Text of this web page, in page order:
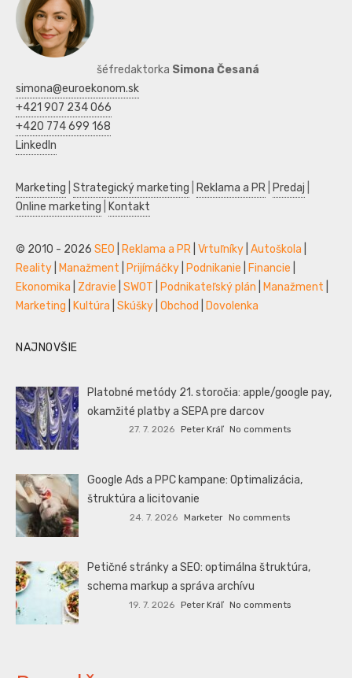
šéfredaktorka Simona Česaná
simona@euroekonom.sk
+421 907 234 066
+420 774 699 168
LinkedIn
Marketing Strategický marketing Reklama a PR Predaj
Online marketing
Kontakt
© 2010 - 2026 SEO Reklama a PR Vrtuľníky Autoškola
Reality
Manažment Prijímáčky Podnikanie Financie
Ekonomika
Zdravie SWOT Podnikateľský plán Manažment
Marketing
Kultúra Skúšky Obchod Dovolenka
NAJNOVŠIE
Platobné metódy 21. storočia: apple/google pay,
okamžité platby a SEPA pre darcov
27. 7. 2026 Peter Kráľ No comments
Google Ads a PPC kampane: Optimalizácia,
štruktúra a licitovanie
24. 7. 2026 Marketer No comments
Petičné stránky a SEO: optimálna štruktúra,
schema markup a správa archívu
19. 7. 2026 Peter Kráľ No comments